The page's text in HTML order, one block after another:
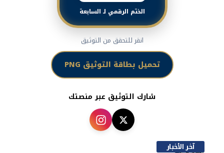
الختم الرقمي لـ السابعة
انقر للتحقق من التوثيق
تحميل بطاقة التوثيق PNG
شارك التوثيق عبر منصتك
آخر الأخبار